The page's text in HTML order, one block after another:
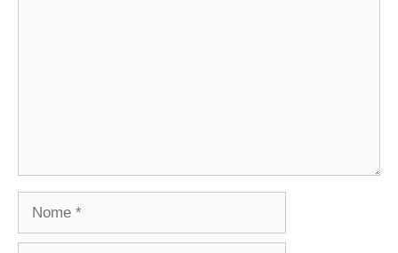
Nome